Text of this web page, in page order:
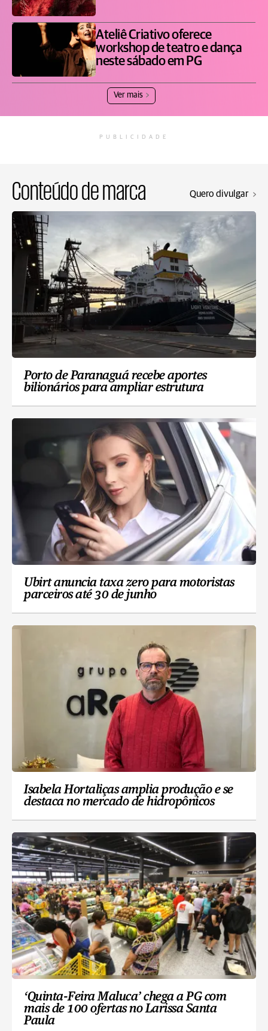
Ateliê Criativo oferece
workshop de teatro e dança
neste sábado em PG
Ver mais
PUBLICIDADE
Conteúdo de marca Quero divulgar
Porto de Paranaguá recebe aportes
bilionários para ampliar estrutura
Ubirt anuncia taxa zero para motoristas
parceiros até 30 de junho
Isabela Hortaliças amplia produção e se
destaca no mercado de hidropônicos
‘Quinta-Feira Maluca’ chega a PG com
mais de 100 ofertas no Larissa Santa
Paula